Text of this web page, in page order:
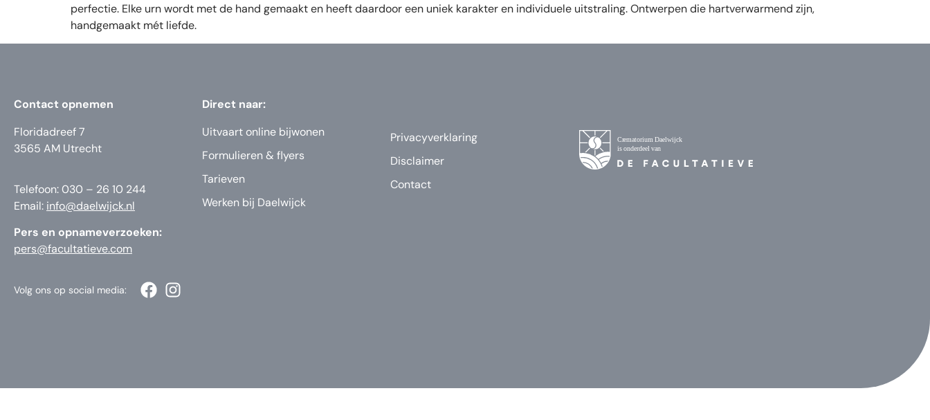
perfectie. Elke urn wordt met de hand gemaakt en heeft daardoor een uniek karakter en individuele uitstraling. Ontwerpen die hartverwarmend zijn,
handgemaakt mét liefde.
Contact opnemen
Floridadreef 7
3565 AM Utrecht
Telefoon: 030 – 26 10 244
Email: info@daelwijck.nl
Pers en opnameverzoeken:
pers@facultatieve.com
Direct naar:
Uitvaart online bijwonen
Formulieren & flyers
Tarieven
Werken bij Daelwijck
Privacyverklaring
Disclaimer
Contact
Volg ons op social media: